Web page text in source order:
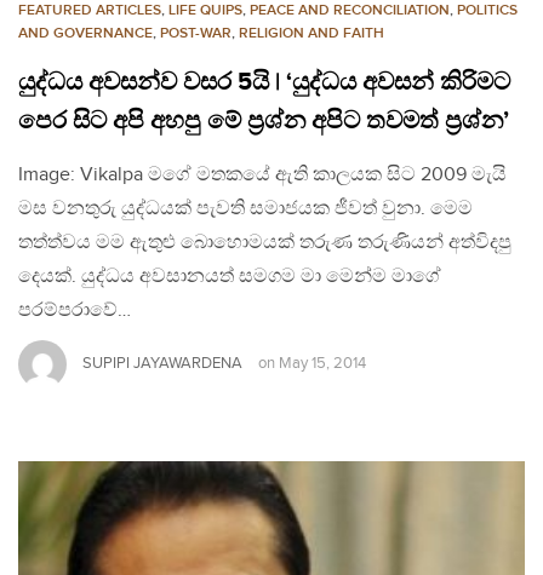
FEATURED ARTICLES, LIFE QUIPS, PEACE AND RECONCILIATION, POLITICS
AND GOVERNANCE, POST-WAR, RELIGION AND FAITH
යුද්ධය අවසන්ව වසර 5යි | ‘යුද්ධය අවසන් කිරිමට
පෙර සිට අපි අහපු මේ ප්‍රශ්න අපිට තවමත් ප්‍රශ්න’
Image: Vikalpa මගේ මතකයේ ඇති කාලයක සිට 2009 මැයි
මස වනතුරු යුද්ධයක් පැවති සමාජයක ජීවත් වුනා. මෙම
තත්ත්වය මම ඇතුළු බොහොමයක් තරුණ තරුණියන් අත්විදපු
දෙයක්. යුද්ධය අවසානයත් සමගම මා මෙන්ම මාගේ
පරම්පරාවේ…
SUPIPI JAYAWARDENA on May 15, 2014